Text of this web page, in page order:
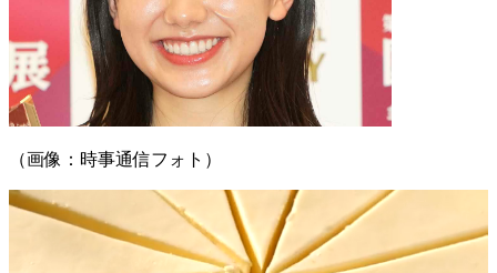
（画像：時事通信フォト）